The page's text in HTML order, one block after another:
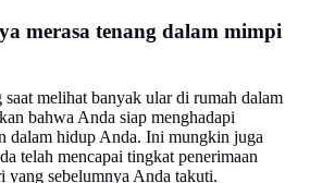
merasa tenang dalam mimpi
saat melihat banyak ular di rumah dalam
bahwa Anda siap menghadapi
dalam hidup Anda. Ini mungkin juga
telah mencapai tingkat penerimaan
yang sebelumnya Anda takuti.